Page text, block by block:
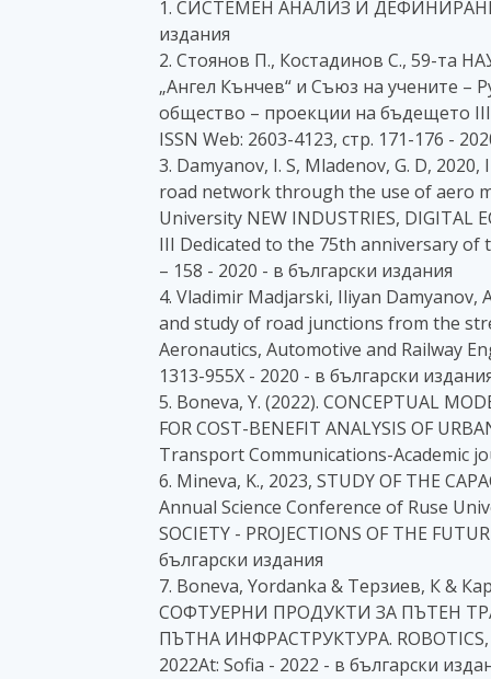
1. СИСТЕМЕН АНАЛИЗ И
издания
2. Стоянов П., Костадинов С., 59-та
„Ангел Кънчев“ и Съюз на учените –
общество – проекции на бъдещето
ISSN Web: 2603-4123, стр. 171-176 -
3. Damyanov, I. S, Mladenov, G. D,
road network through the use of aero
University NEW INDUSTRIES, DIGITAL
III Dedicated to the 75th anniversary of
– 158 - 2020 - в български издания
4. Vladimir Madjarski, Iliyan
and study of road junctions from the
Aeronautics, Automotive and Railway
1313-955X - 2020 - в български
5. Boneva, Y. (2022). CONCEPTUAL
FOR COST-BENEFIT ANALYSIS OF
Transport Communications-Academic
6. Mineva, K., 2023, STUDY OF THE
Annual Science Conference of Ruse
SOCIETY - PROJECTIONS OF THE
български издания
7. Boneva, Yordanka & Терзиев, К &
СОФТУЕРНИ ПРОДУКТИ ЗА ПЪТЕН
ПЪТНА ИНФРАСТРУКТУРА. ROBOTICS,
2022At: Sofia - 2022 - в български